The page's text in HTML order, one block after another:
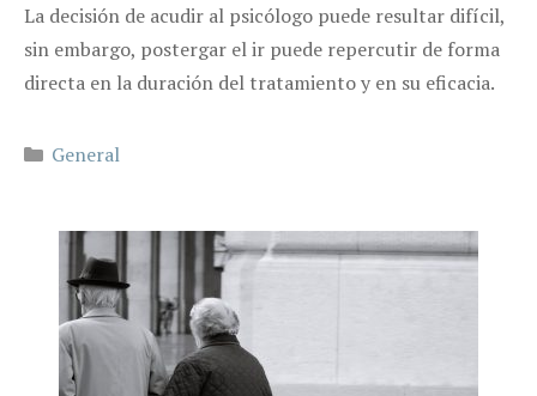
La decisión de acudir al psicólogo puede resultar difícil,
sin embargo, postergar el ir puede repercutir de forma
directa en la duración del tratamiento y en su eficacia.
Categorías
General